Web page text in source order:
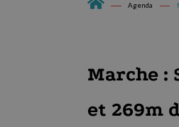
Agenda
Marche :
et 269m